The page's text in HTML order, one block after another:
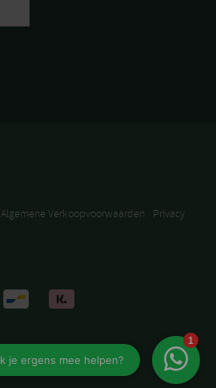
Algemene Verkoopvoorwaarden
Privacy